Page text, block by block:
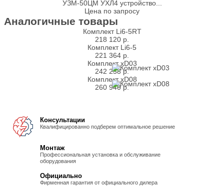
УЗМ-50ЦМ УХЛ4 устройство...
Цена по запросу
Аналогичные товары
Комплект Li6-5RT
218 120 р.
Комплект Li6-5
221 364 р.
Комплект xD03
242 238р.
Комплект xD08
260 940р.
Консультации
Квалифицированно подберем оптимальное решение
Монтаж
Профессиональная установка и обслуживание
оборудования
Официально
Фирменная гарантия от официального дилера